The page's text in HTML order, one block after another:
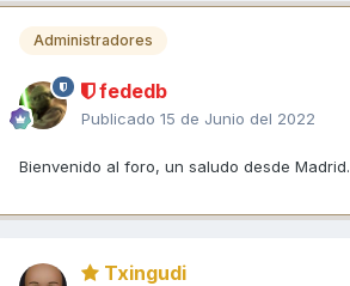
Administradores
fededb
Publicado 15 de Junio del 2022
Bienvenido al foro, un saludo desde Madrid.
Txingudi